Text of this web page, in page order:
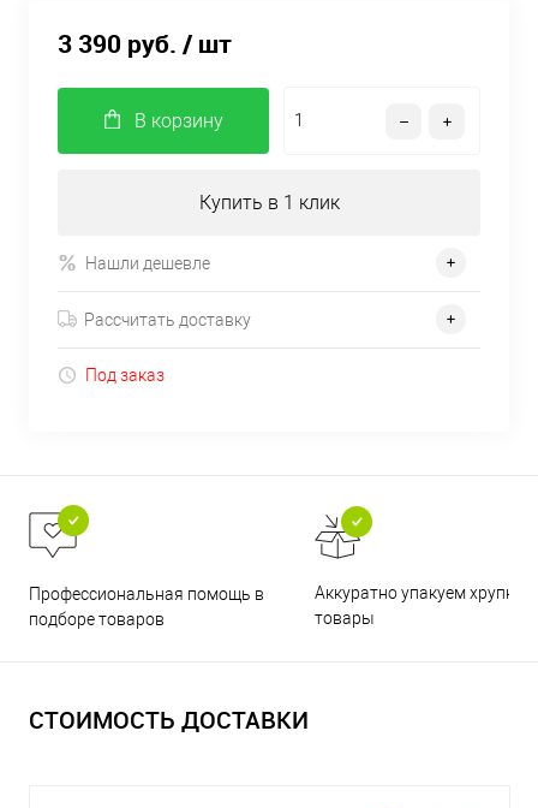
3 390 руб. / шт
В корзину
Купить в 1 клик
Нашли дешевле
Рассчитать доставку
Под заказ
Профессиональная помощь в
подборе товаров
Аккуратно упакуем хрупкие
товары
СТОИМОСТЬ ДОСТАВКИ